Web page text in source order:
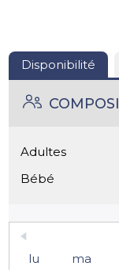
Disponibilité
Adultes
Bébé
lu ma